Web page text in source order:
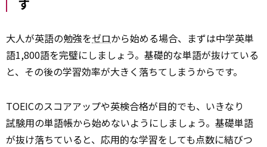
す
大人が英語の勉強をゼロから始める場合、まずは中学英単
語1,800語を完璧にしましょう。基礎的な単語が抜けている
と、その後の学習効率が大きく落ちてしまうからです。
TOEICのスコアアップや英検合格が目的でも、いきなり
試験用の単語帳から始めないようにしましょう。基礎単語
が抜け落ちていると、応用的な学習をしても点数に結びつ